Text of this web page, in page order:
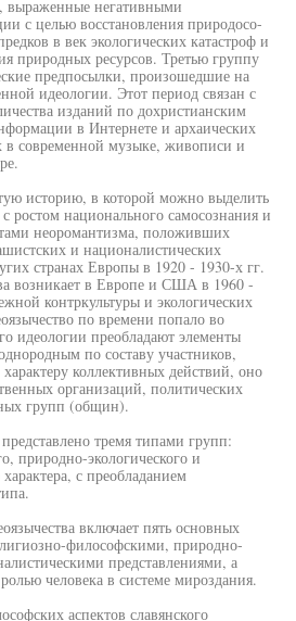
выраженные негативными
с целью восстановления природосо-
в век экологических катастроф и
природных ресурсов. Третью группу
предпосылки, произошедшие на
идеологии. Этот период связан с
изданий по дохристианским
в Интернете и архаических
в современной музыке, живописи и
историю, в которой можно выделить
ростом национального самосознания и
неоромантизма, положивших
и националистических
странах Европы в 1920 - 1930-х гг.
возникает в Европе и США в 1960 -
контркультуры и экологических
по времени попало во
идеологии преобладают элементы
по составу участников,
коллективных действий, оно
организаций, политических
групп (общин).
тремя типами групп:
природно-экологического и
с преобладанием
включает пять основных
философскими, природно-
представлениями, а
человека в системе мироздания.
аспектов славянского